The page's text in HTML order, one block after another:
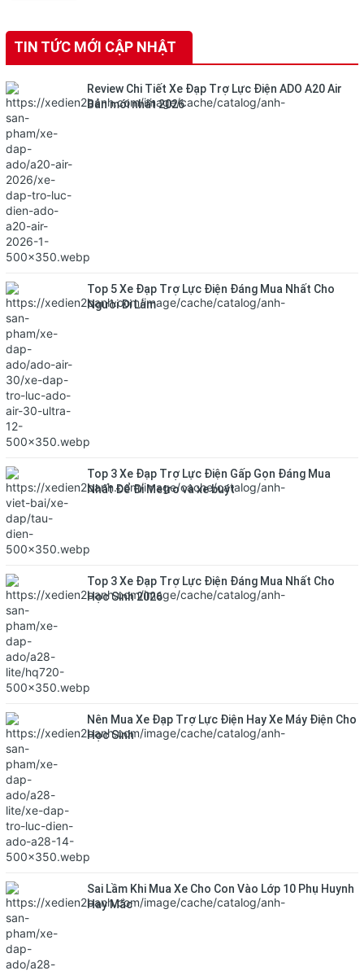
TIN TỨC MỚI CẬP NHẬT
Review Chi Tiết Xe Đạp Trợ Lực Điện ADO A20 Air
Bản mới nhất 2026
Top 5 Xe Đạp Trợ Lực Điện Đáng Mua Nhất Cho
Người Đi Làm
Top 3 Xe Đạp Trợ Lực Điện Gấp Gọn Đáng Mua
Nhất Để Đi Metro và xe buýt
Top 3 Xe Đạp Trợ Lực Điện Đáng Mua Nhất Cho
Học Sinh 2026
Nên Mua Xe Đạp Trợ Lực Điện Hay Xe Máy Điện Cho
Học Sinh
Sai Lầm Khi Mua Xe Cho Con Vào Lớp 10 Phụ Huynh
Hay Mắc